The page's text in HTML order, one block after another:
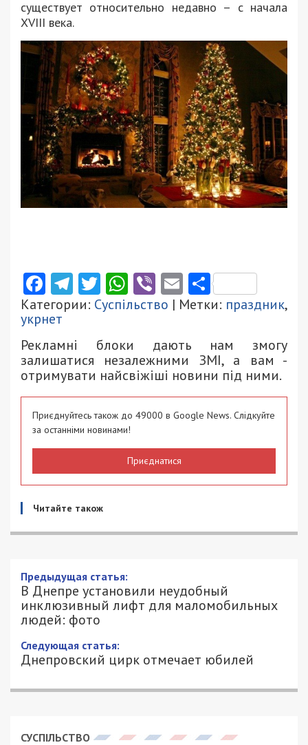
существует относительно недавно – с начала
XVIII века.
Facebook
Telegram
Twitter
WhatsApp
ViberEmail
Категории: Суспільство | Метки: праздник,
укрнет
Рекламні блоки дають нам змогу
залишатися незалежними ЗМІ, а вам -
отримувати найсвіжіші новини під ними.
Приєднуйтесь також до 49000 в Google News. Слідкуйте
за останніми новинами!
Приєднатися
Читайте також
Предыдущая статья:
В Днепре установили неудобный
инклюзивный лифт для маломобильных
людей: фото
Следующая статья:
Днепровский цирк отмечает юбилей
СУСПІЛЬСТВО